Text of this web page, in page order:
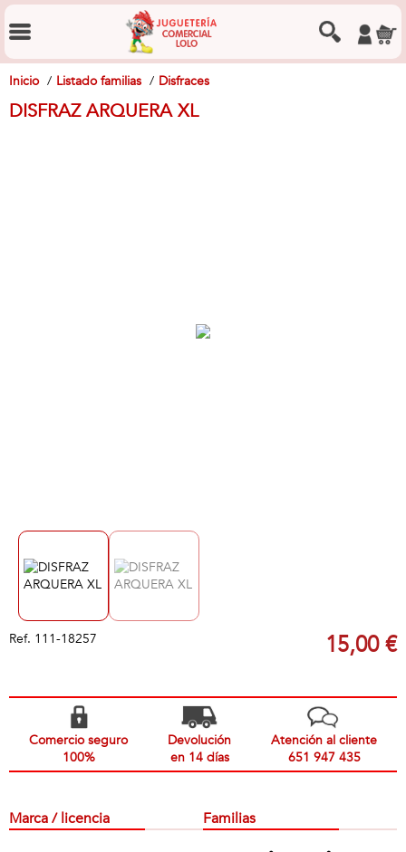
Inicio Listado familias Disfraces
DISFRAZ ARQUERA XL
Ref. 111-18257 15,00 €
Comercio seguro
100%
Devolución
en 14 días
Atención al cliente
651 947 435
Marca / licencia Familias